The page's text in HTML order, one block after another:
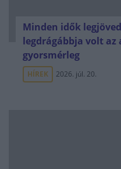
Minden idők
legdrágábbja volt az
gyorsmérleg
HÍREK 2026. júl. 20.